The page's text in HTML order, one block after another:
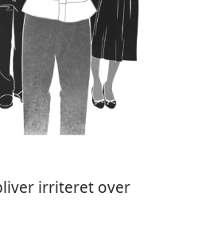
irriteret over